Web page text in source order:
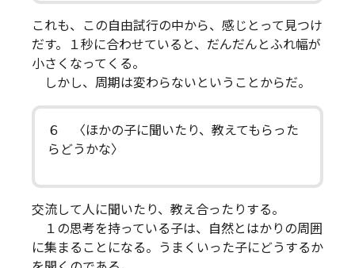
これも、この自由試行の中から、感じとって見つけ
だす。１秒に合わせていると、だんだんとふれ幅が
小さくなってくる。
しかし、周期は変わらないということからだ。
６ 〈ほかの子に聞いたり、教えてもらった
らどうかな〉
交流して人に聞いたり、教え合ったりする。
１の思考を持っている子は、自然とはかりの周囲
に集まることになる。うまくいった子にどうするか